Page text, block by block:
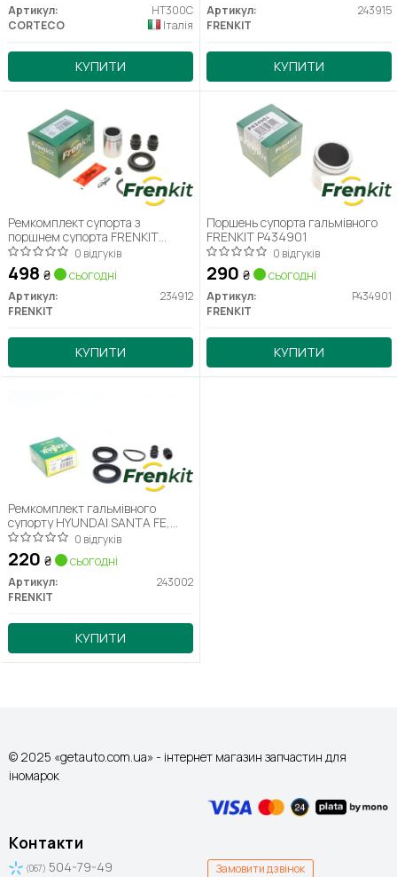
Артикул:
HT300C
CORTECO
Італія
КУПИТИ
Артикул:
243915
FRENKIT
КУПИТИ
Ремкомплект супорта з
поршнем супорта FRENKIT
234912
0 відгуків
498 ₴ сьогодні
Артикул:
234912
FRENKIT
КУПИТИ
Поршень супорта гальмівного
FRENKIT P434901
0 відгуків
290 ₴ сьогодні
Артикул:
P434901
FRENKIT
КУПИТИ
Ремкомплект гальмівного
супорту HYUNDAI SANTA FE,
SANTAMO, TERRACAN TRAJET,
H 1, XG MITSUBISHI SANTA
0 відгуків
220 ₴ сьогодні
Артикул:
243002
FRENKIT
КУПИТИ
© 2025 «getauto.com.ua» - інтернет магазин запчастин для
іномарок
Контакти
(067) 504-79-49 Замовити дзвінок